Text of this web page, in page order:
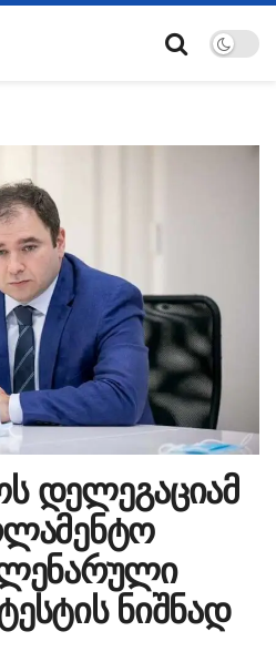
დელეგაციამ
ნიშნად